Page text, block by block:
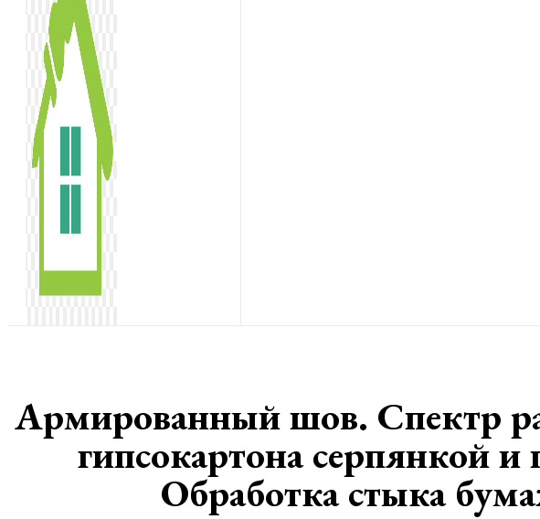
Армированный шов. Спектр
гипсокартона серпянкой
Обработка стыка